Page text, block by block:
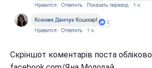
Скріншот коментарів поста